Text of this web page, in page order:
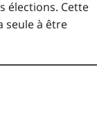
élections. Cette
seule à être